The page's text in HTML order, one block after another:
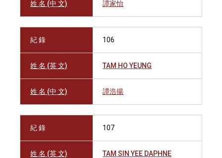
姓 名 (中 文) 譚家怡
紀 錄 106
姓 名 (英 文) TAM HO YEUNG
姓 名 (中 文) 譚浩揚
紀 錄 107
姓 名 (英 文) TAM SIN YEE DAPHNE